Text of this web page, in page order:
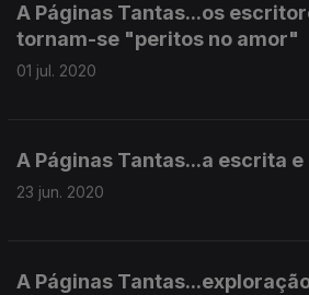
A Páginas Tantas...os
tornam-se "peritos no amor"
01 jul. 2020
A Páginas Tantas...a escrita
23 jun. 2020
A Páginas